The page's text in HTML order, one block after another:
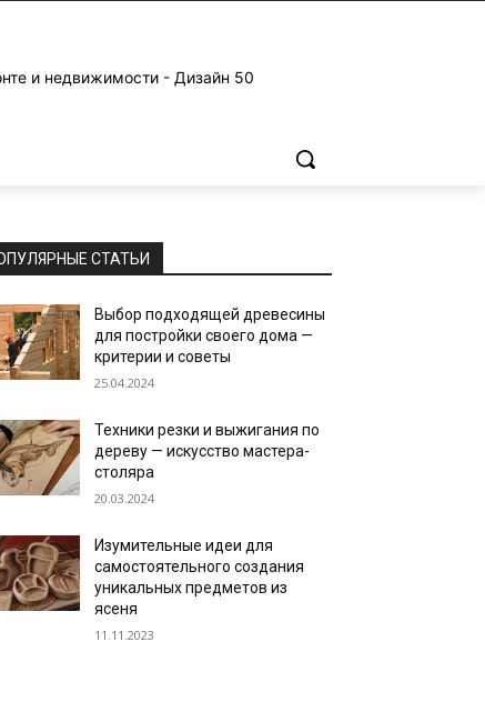
и недвижимости - Дизайн 50
СТАТЬИ
Выбор подходящей древесины
для постройки своего дома —
критерии и советы
25.04.2024
Техники резки и выжигания по
дереву — искусство мастера-
столяра
20.03.2024
Изумительные идеи для
самостоятельного создания
уникальных предметов из
ясеня
11.11.2023